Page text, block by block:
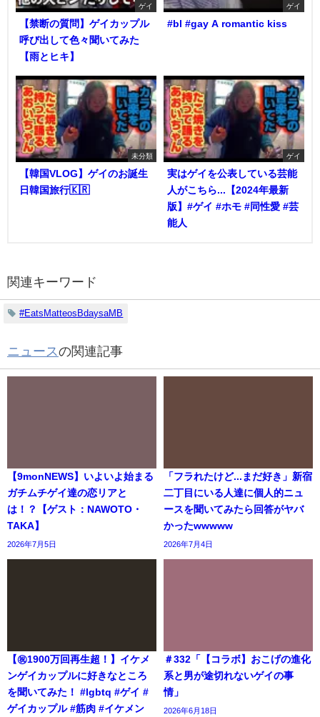
ゲイ
【禁断の質問】ゲイカップル
呼び出して色々聞いてみた
【雨とヒキ】
ゲイ
#bl #gay A romantic kiss
未分類
【韓国VLOG】ゲイのお誕生
日韓国旅行🇰🇷
ゲイ
実はゲイを公表している芸能
人がこちら...【2024年最新
版】#ゲイ #ホモ #同性愛 #芸
能人
関連キーワード
#EatsMatteosBdaysaMB
ニュースの関連記事
【9monNEWS】いよいよ始まる
ガチムチゲイ達の恋リアと
は！？【ゲスト：NAWOTO・
TAKA】
2026年7月5日
「フラれたけど...まだ好き」新宿
二丁目にいる人達に個人的ニュ
ースを聞いてみたら回答がヤバ
かったwwwww
2026年7月4日
【㊗️1900万回再生超！】イケメ
ンゲイカップルに好きなところ
を聞いてみた！ #lgbtq #ゲイ #
ゲイカップル #筋肉 #イケメン
＃332「【コラボ】おこげの進化
系と男が途切れないゲイの事
情」
2026年6月18日